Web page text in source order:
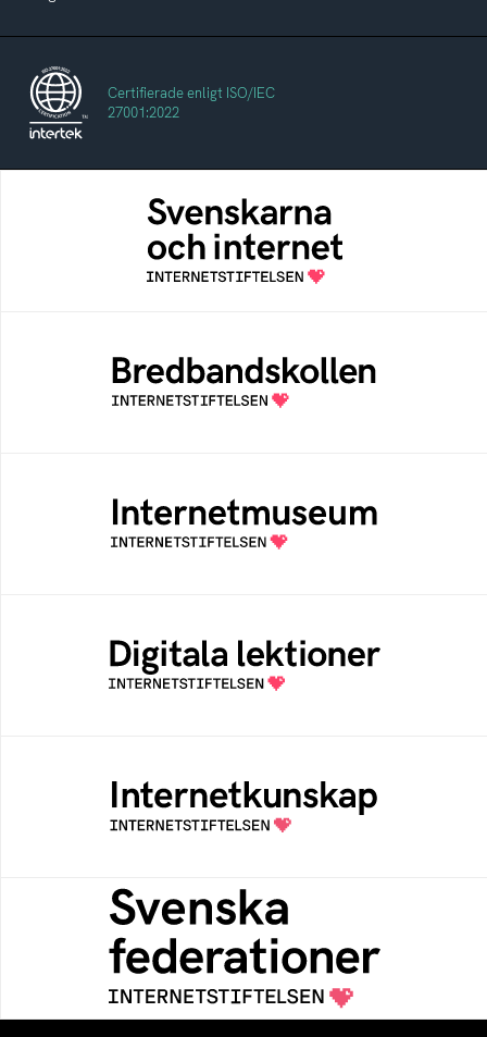
Certifierade enligt ISO/IEC
27001:2022
Svenskarna och internet
En årlig studie av svenska folkets
internetvanor
Bredbandskollen är ett oberoende
konsumentverktyg som drivs av
Internetstiftelsen
Ett digitalt museum som byggts, och kureras
av Internetstiftelsen
Öppen digital lärresurs med färdiga lektioner
för alla stadier i grundskolan
Samlad kunskap som hjälper dig att bli en
säker och medveten internetanvändare
Svenska federationer
Grunden för medlemskap i en sektors- eller
kontextspecifik federation